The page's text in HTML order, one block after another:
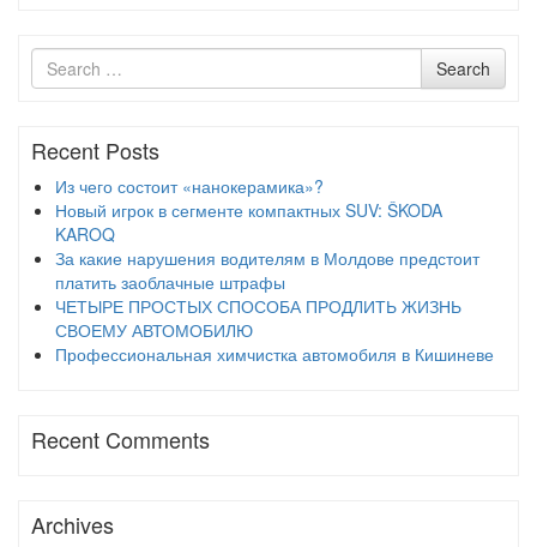
Search
for
Search
Recent Posts
Из чего состоит «нанокерамика»?
Новый игрок в сегменте компактных SUV: ŠKODA
KAROQ
За какие нарушения водителям в Молдове предстоит
платить заоблачные штрафы
ЧЕТЫРЕ ПРОСТЫХ СПОСОБА ПРОДЛИТЬ ЖИЗНЬ
СВОЕМУ АВТОМОБИЛЮ
Профессиональная химчистка автомобиля в Кишиневе
Recent Comments
Archives